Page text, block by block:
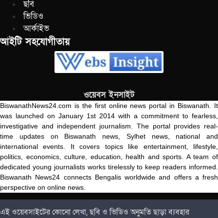
ছবি
ভিডিও
আর্কাইভ
আইটি সহযোগীতায়
ওয়েবস ইনসাইট
BiswanathNews24.com is the first online news portal in Biswanath. It
was launched on January 1st 2014 with a commitment to fearless,
investigative and independent journalism. The portal provides real-
time updates on Biswanath news, Sylhet news, national and
international events. It covers topics like entertainment, lifestyle,
politics, economics, culture, education, health and sports. A team of
dedicated young journalists works tirelessly to keep readers informed.
Biswanath News24 connects Bengalis worldwide and offers a fresh
perspective on online news.
এই ওয়েবসাইটের কোনো লেখা, ছবি ও ভিডিও অনুমতি ছাড়া ব্যবহার